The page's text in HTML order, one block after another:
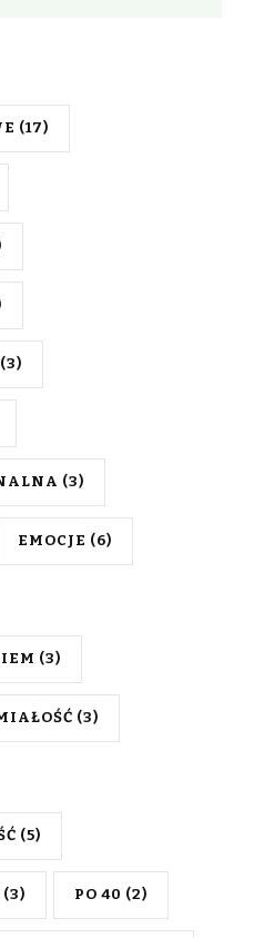
(17)
(3)
(3)
EMOCJE (6)
(3)
(3)
(5)
(3) PO 40 (2)